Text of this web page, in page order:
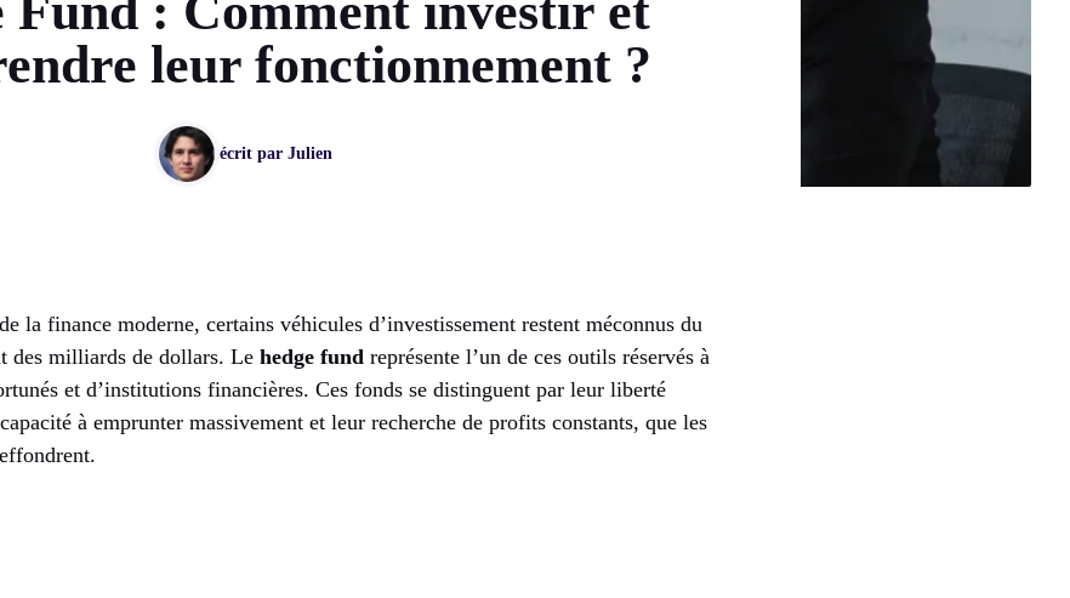
leur fonctionnement ?
écrit par Julien
la finance moderne, certains véhicules d’investissement restent méconnus du
des milliards de dollars. Le hedge fund représente l’un de ces outils réservés à
et d’institutions financières. Ces fonds se distinguent par leur liberté
à emprunter massivement et leur recherche de profits constants, que les